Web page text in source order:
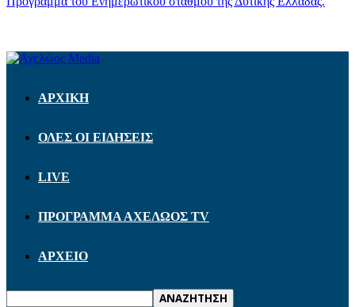
ΑΡΧΙΚΗ
ΟΛΕΣ ΟΙ ΕΙΔΗΣΕΙΣ
LIVE
ΠΡΟΓΡΑΜΜΑ ΑΧΕΛΩΟΣ TV
ΑΡΧΕΙΟ